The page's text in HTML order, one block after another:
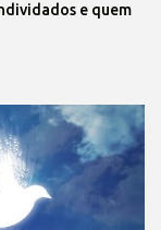
e quem